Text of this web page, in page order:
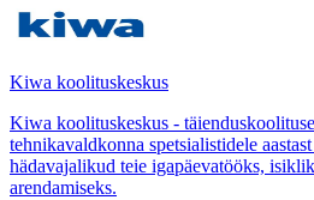
Kiwa koolituskeskus
Kiwa koolituskeskus -
tehnikavaldkonna spetsialistidele
hädavajalikud teie igapäevatööks,
arendamiseks.